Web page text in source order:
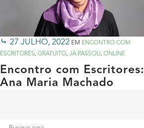
27 JULHO, 2022 EM ENCONTRO COM
ESCRITORES, GRATUITO, JÁ PASSOU, ONLINE
Encontro com Escritores:
Ana Maria Machado